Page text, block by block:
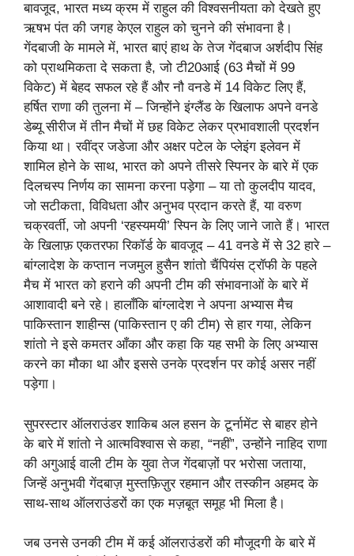
बावजूद, भारत मध्य क्रम में राहुल की विश्वसनीयता को देखते हुए
ऋषभ पंत की जगह केएल राहुल को चुनने की संभावना है।
गेंदबाजी के मामले में, भारत बाएं हाथ के तेज गेंदबाज अर्शदीप सिंह
को प्राथमिकता दे सकता है, जो टी20आई (63 मैचों में 99
विकेट) में बेहद सफल रहे हैं और नौ वनडे में 14 विकेट लिए हैं,
हर्षित राणा की तुलना में – जिन्होंने इंग्लैंड के खिलाफ अपने वनडे
डेब्यू सीरीज में तीन मैचों में छह विकेट लेकर प्रभावशाली प्रदर्शन
किया था। रवींद्र जडेजा और अक्षर पटेल के प्लेइंग इलेवन में
शामिल होने के साथ, भारत को अपने तीसरे स्पिनर के बारे में एक
दिलचस्प निर्णय का सामना करना पड़ेगा – या तो कुलदीप यादव,
जो सटीकता, विविधता और अनुभव प्रदान करते हैं, या वरुण
चक्रवर्ती, जो अपनी ‘रहस्यमयी’ स्पिन के लिए जाने जाते हैं। भारत
के खिलाफ़ एकतरफा रिकॉर्ड के बावजूद – 41 वनडे में से 32 हारे –
बांग्लादेश के कप्तान नजमुल हुसैन शांतो चैंपियंस ट्रॉफी के पहले
मैच में भारत को हराने की अपनी टीम की संभावनाओं के बारे में
आशावादी बने रहे। हालाँकि बांग्लादेश ने अपना अभ्यास मैच
पाकिस्तान शाहीन्स (पाकिस्तान ए की टीम) से हार गया, लेकिन
शांतो ने इसे कमतर आँका और कहा कि यह सभी के लिए अभ्यास
करने का मौका था और इससे उनके प्रदर्शन पर कोई असर नहीं
पड़ेगा।
सुपरस्टार ऑलराउंडर शाकिब अल हसन के टूर्नामेंट से बाहर होने
के बारे में शांतो ने आत्मविश्वास से कहा, “नहीं”, उन्होंने नाहिद राणा
की अगुआई वाली टीम के युवा तेज गेंदबाज़ों पर भरोसा जताया,
जिन्हें अनुभवी गेंदबाज़ मुस्तफ़िज़ुर रहमान और तस्कीन अहमद के
साथ-साथ ऑलराउंडरों का एक मज़बूत समूह भी मिला है।
जब उनसे उनकी टीम में कई ऑलराउंडरों की मौजूदगी के बारे में